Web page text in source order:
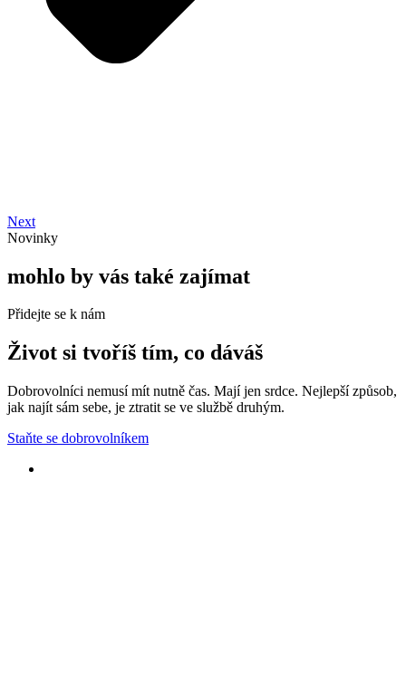
Next
Novinky
mohlo by vás také zajímat
Přidejte se k nám
Život si tvoříš tím, co dáváš
Dobrovolníci nemusí mít nutně čas. Mají jen srdce. Nejlepší způsob,
jak najít sám sebe, je ztratit se ve službě druhým.
Staňte se dobrovolníkem